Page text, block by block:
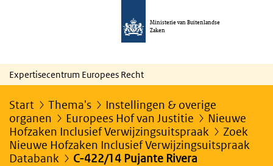
Ministerie van Buitenlandse
Zaken
Expertisecentrum Europees Recht
Start Thema's
Instellingen & overige
organen
Europees Hof van Justitie
Nieuwe
Hofzaken Inclusief Verwijzingsuitspraak
Zoek
Nieuwe Hofzaken Inclusief Verwijzingsuitspraak
Databank
C-422/14 Pujante Rivera